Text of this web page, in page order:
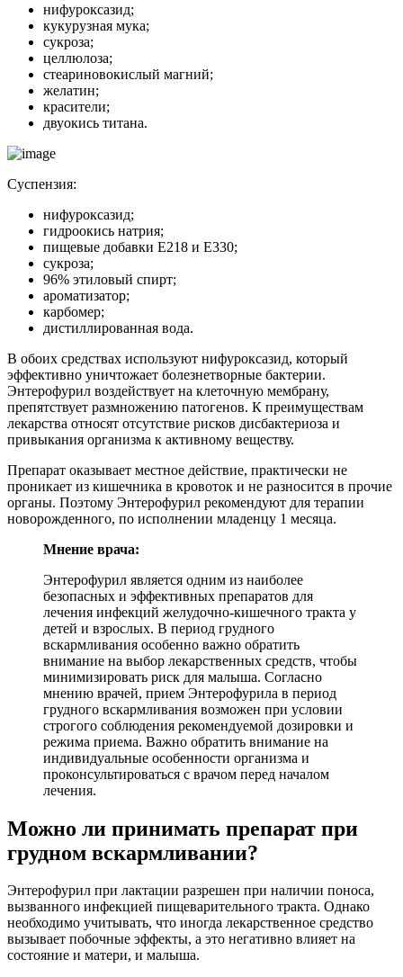
нифуроксазид;
кукурузная мука;
сукроза;
целлюлоза;
стеариновокислый магний;
желатин;
красители;
двуокись титана.
Суспензия:
нифуроксазид;
гидроокись натрия;
пищевые добавки Е218 и Е330;
сукроза;
96% этиловый спирт;
ароматизатор;
карбомер;
дистиллированная вода.
В обоих средствах используют нифуроксазид, который
эффективно уничтожает болезнетворные бактерии.
Энтерофурил воздействует на клеточную мембрану,
препятствует размножению патогенов. К преимуществам
лекарства относят отсутствие рисков дисбактериоза и
привыкания организма к активному веществу.
Препарат оказывает местное действие, практически не
проникает из кишечника в кровоток и не разносится в прочие
органы. Поэтому Энтерофурил рекомендуют для терапии
новорожденного, по исполнении младенцу 1 месяца.
Мнение врача:
Энтерофурил является одним из наиболее
безопасных и эффективных препаратов для
лечения инфекций желудочно-кишечного тракта у
детей и взрослых. В период грудного
вскармливания особенно важно обратить
внимание на выбор лекарственных средств, чтобы
минимизировать риск для малыша. Согласно
мнению врачей, прием Энтерофурила в период
грудного вскармливания возможен при условии
строгого соблюдения рекомендуемой дозировки и
режима приема. Важно обратить внимание на
индивидуальные особенности организма и
проконсультироваться с врачом перед началом
лечения.
Можно ли принимать препарат при
грудном вскармливании?
Энтерофурил при лактации разрешен при наличии поноса,
вызванного инфекцией пищеварительного тракта. Однако
необходимо учитывать, что иногда лекарственное средство
вызывает побочные эффекты, а это негативно влияет на
состояние и матери, и малыша.